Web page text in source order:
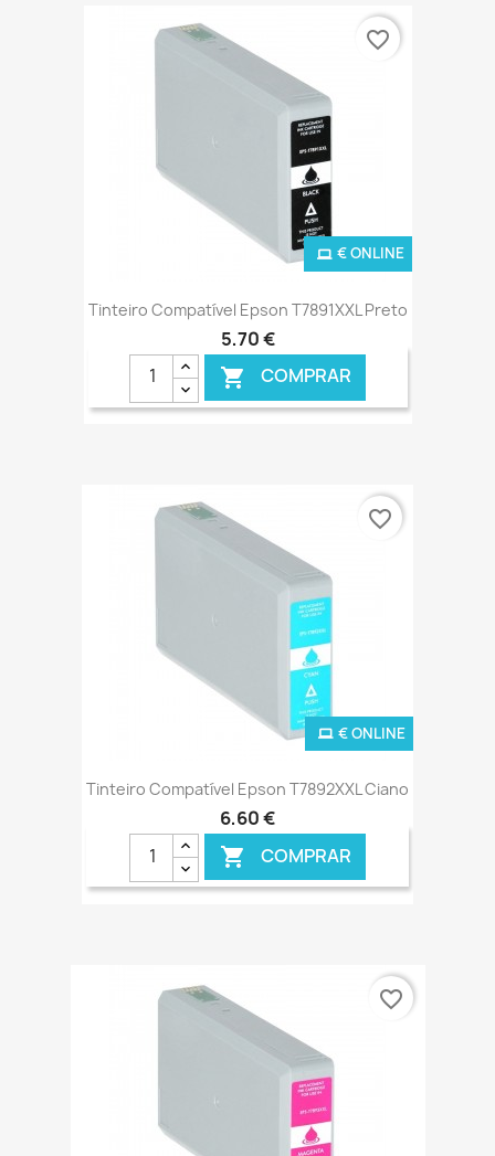
Tinteiro Compatível Epson T7891XXL Preto
5,70 €
 COMPRAR
€ ONLINE
favorite_border
Tinteiro Compatível Epson T7892XXL Ciano
6,60 €
 COMPRAR
€ ONLINE
favorite_border
favorite_border